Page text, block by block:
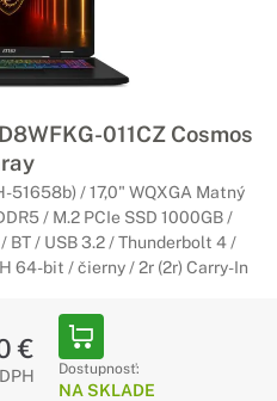
011CZ Cosmos
51658b) / 17,0" WQXGA Matný
/ M.2 PCIe SSD 1000GB /
BT / USB 3.2 / Thunderbolt 4 /
64-bit / čierny / 2r (2r) Carry-In
€
Dostupnosť:
NA SKLADE